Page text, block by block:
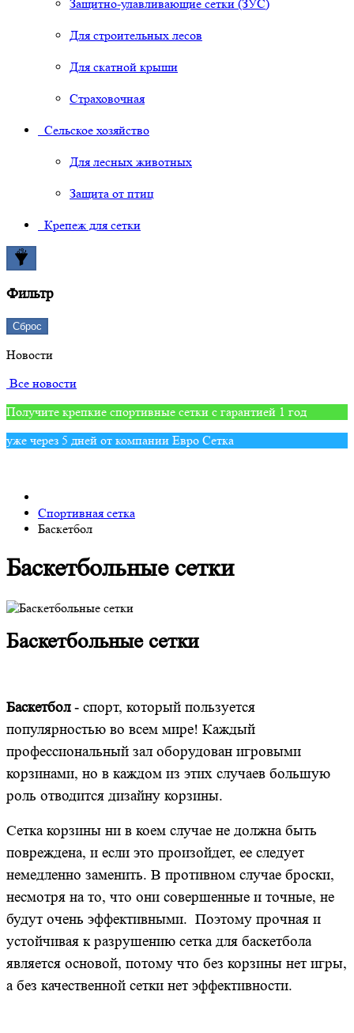
Защитно-улавливающие сетки (ЗУС)
Для строительных лесов
Для скатной крыши
Страховочная
Сельское хозяйство
Для лесных животных
Защита от птиц
Крепеж для сетки
Фильтр
Сброс
Новости
Все новости
Получите крепкие спортивные сетки с гарантией 1 год
уже через 5 дней от компании Евро Сетка
Спортивная сетка
Баскетбол
Баскетбольные сетки
Баскетбольные сетки
Баскетбол- спорт, который пользуется
популярностью во всем мире! Каждый
профессиональный зал оборудован игровыми
корзинами, но в каждом из этих случаев большую
роль отводится дизайну корзины.
Сетка корзины ни в коем случае не должна быть
повреждена, и если это произойдет, ее следует
немедленно заменить. В противном случае броски,
несмотря на то, что они совершенные и точные, не
будут очень эффективными. Поэтому прочная и
устойчивая к разрушению сетка для баскетбола
является основой, потому что без корзины нет игры,
а без качественной сетки нет эффективности.